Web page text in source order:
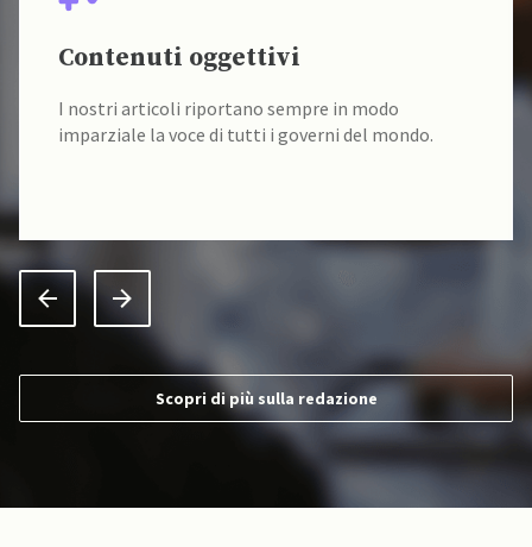
Contenuti oggettivi
I nostri articoli riportano sempre in modo
imparziale la voce di tutti i governi del mondo.
Scopri di più sulla redazione